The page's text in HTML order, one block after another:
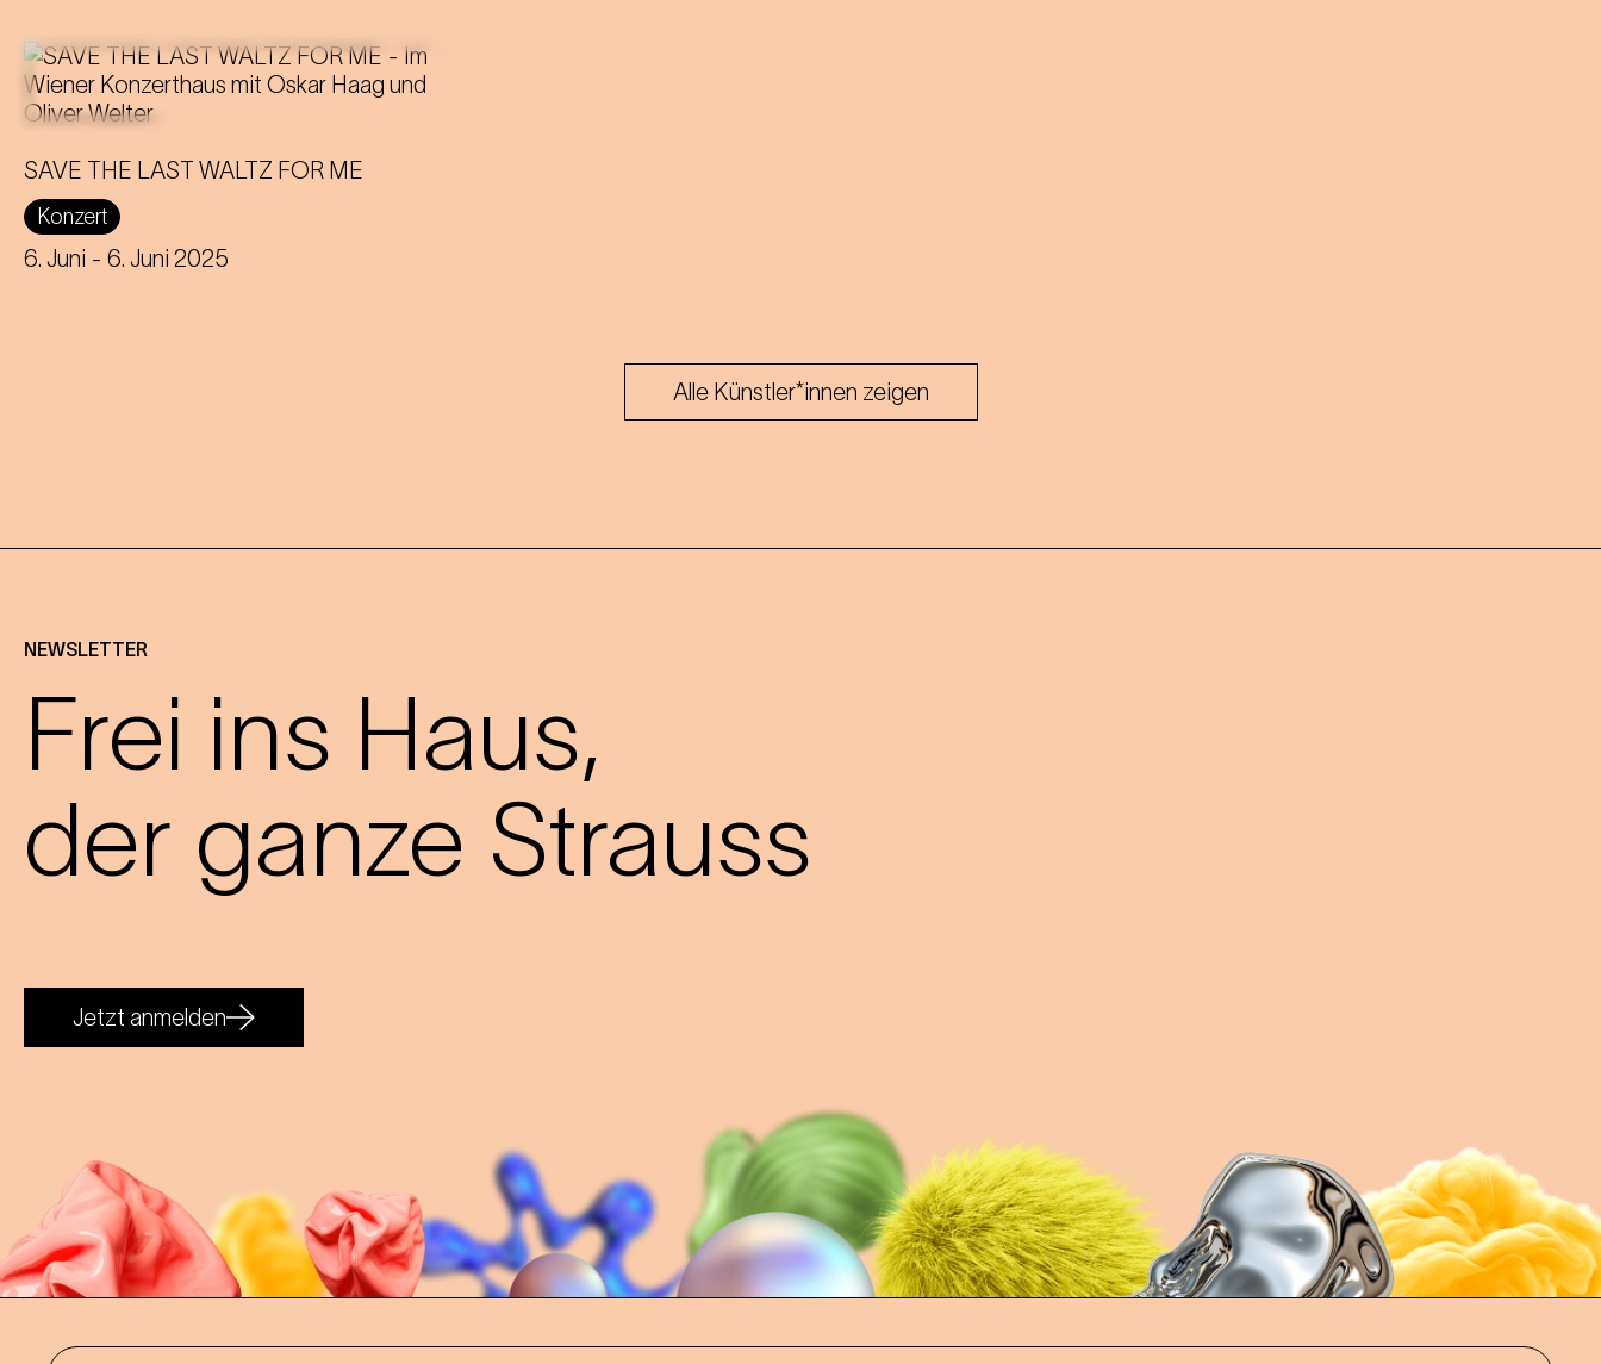
SAVE THE LAST WALTZ FOR ME
Konzert
6. Juni - 6. Juni 2025
feiern wir die Wiederauferstehung
Strauss' mit einer Theater-Disko
voller Emotionen!
Alle Künstler*innen zeigen
NEWSLETTER
Frei ins Haus,
der ganze Strauss
Jetzt anmelden